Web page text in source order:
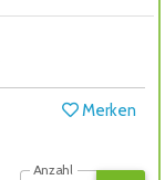
Merken
Anzahl